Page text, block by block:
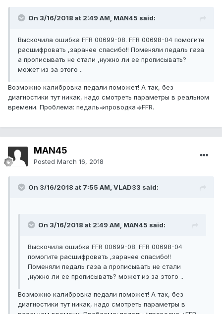
On 3/16/2018 at 2:49 AM, MAN45 said:
Выскочила ошибка FFR 00699-08. FFR 00698-04 помогите
расшифровать ,заранее спасибо!! Поменяли педаль газа
а прописывать не стали ,нужно ли ее прописывать?
может из за этого ..
Возможно калибровка педали поможет! А так, без
диагностики тут никак, надо смотреть параметры в реальном
времени. Проблема: педаль=>проводка=>FFR.
MAN45
Posted March 16, 2018
On 3/16/2018 at 7:55 AM, VLAD33 said:
On 3/16/2018 at 2:49 AM, MAN45 said:
Выскочила ошибка FFR 00699-08. FFR 00698-04
помогите расшифровать ,заранее спасибо!!
Поменяли педаль газа а прописывать не стали
,нужно ли ее прописывать? может из за этого ..
Возможно калибровка педали поможет! А так, без
диагностики тут никак, надо смотреть параметры в